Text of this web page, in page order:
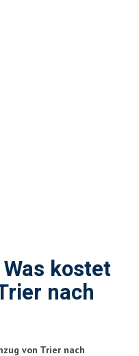
kostet
nach
von Trier nach